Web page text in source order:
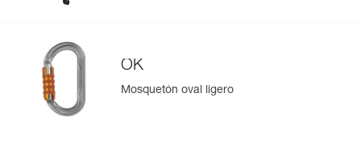
OK
Mosquetón oval ligero